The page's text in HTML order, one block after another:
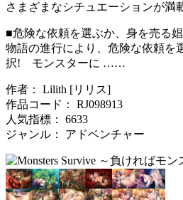
さまざまなシチュエーションが満
■危険な依頼を選ぶか、身を売る
物語の進行により、危険な依頼を
択! モンスターに ……
作者： Lilith [リリス]
作品コード： RJ098913
人気指標： 6633
ジャンル： アドベンチャー